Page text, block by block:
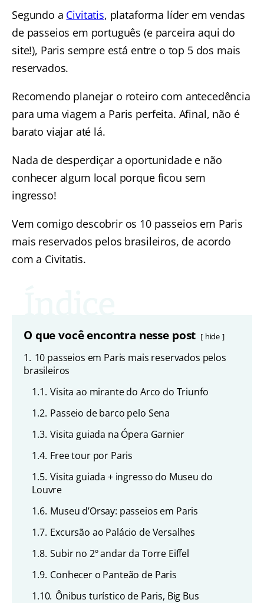
Segundo a Civitatis, plataforma líder em vendas
de passeios em português (e parceira aqui do
site!), Paris sempre está entre o top 5 dos mais
reservados.
Recomendo planejar o roteiro com antecedência
para uma viagem a Paris perfeita. Afinal, não é
barato viajar até lá.
Nada de desperdiçar a oportunidade e não
conhecer algum local porque ficou sem
ingresso!
Vem comigo descobrir os 10 passeios em Paris
mais reservados pelos brasileiros, de acordo
com a Civitatis.
O que você encontra nesse post hide
1. 10 passeios em Paris mais reservados pelos
brasileiros
1.1. Visita ao mirante do Arco do Triunfo
1.2. Passeio de barco pelo Sena
1.3. Visita guiada na Ópera Garnier
1.4. Free tour por Paris
1.5. Visita guiada + ingresso do Museu do
Louvre
1.6. Museu d’Orsay: passeios em Paris
1.7. Excursão ao Palácio de Versalhes
1.8. Subir no 2º andar da Torre Eiffel
1.9. Conhecer o Panteão de Paris
1.10. Ônibus turístico de Paris, Big Bus